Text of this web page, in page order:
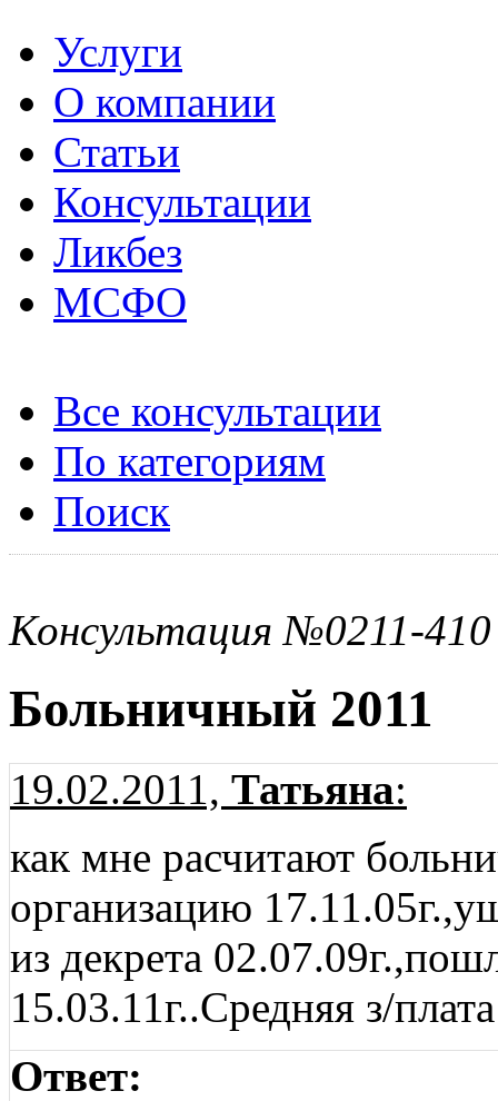
Услуги
О компании
Статьи
Консультации
Ликбез
МСФО
Все консультации
По категориям
Поиск
Консультация №0211-410
Больничный 2011
19.02.2011, Татьяна:
как мне расчитают
организацию
из декрета
15.03.11г..Средняя з/
Ответ: